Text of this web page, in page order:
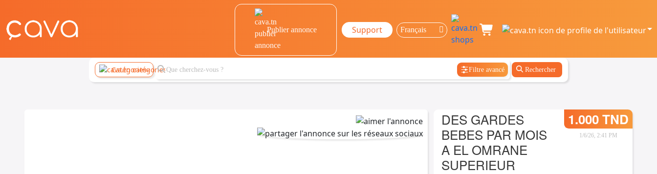
Publier annonce Support
Catégories Filtre avancé Rechercher
DES GARDES
BEBES PAR MOIS
A EL OMRANE
SUPERIEUR
1.000 TND
1/6/26, 2:41 PM